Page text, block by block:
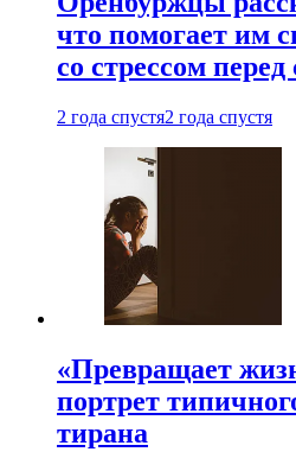
что помогает им
со стрессом
2 года спустя2 года спустя
«Превращает
портрет
тирана